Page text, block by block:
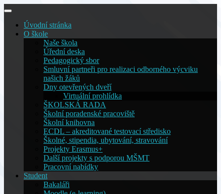
Skip
contentÚvodní stránka
O škole
Naše škola
Úřední deska
Pedagogický sbor
Smluvní partneři pro realizaci odborného výcviku
našich žáků
Dny otevřených dveří
Virtuální prohlídka
ŠKOLSKÁ RADA
Školní poradenské pracoviště
Školní knihovna
ECDL – akreditované testovací středisko
Školné, stipendia, ubytování, stravování
Projekty Erasmus+
Další projekty s podporou MŠMT
Pracovní nabídky
Student
Bakaláři